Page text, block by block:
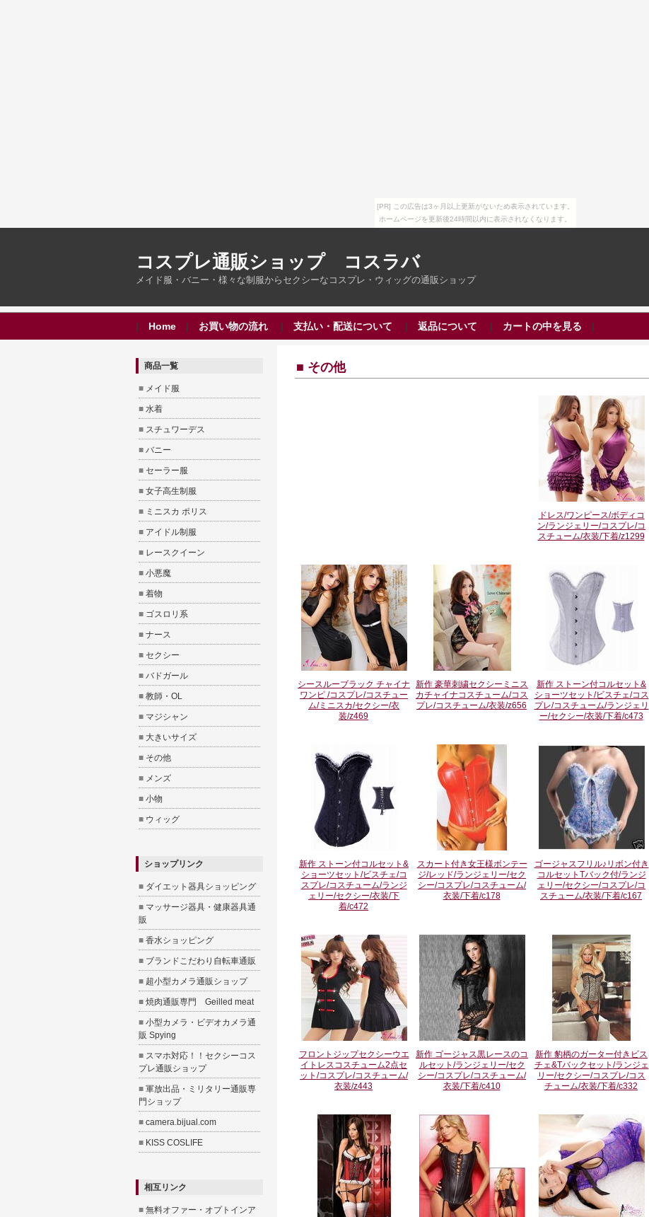
[PR] この広告は3ヶ月以上更新がないため表示されています。
ホームページを更新後24時間以内に表示されなくなります。
コスプレ通販ショップ コスラバ
メイド服・バニー・様々な制服からセクシーなコスプレ・ウィッグの通販ショップ
| Home | お買い物の流れ | 支払い・配送について | 返品について | カートの中を見る |
商品一覧
■ メイド服
■ 水着
■ スチュワーデス
■ バニー
■ セーラー服
■ 女子高生制服
■ ミニスカ ポリス
■ アイドル制服
■ レースクイーン
■ 小悪魔
■ 着物
■ ゴスロリ系
■ ナース
■ セクシー
■ バドガール
■ 教師・OL
■ マジシャン
■ 大きいサイズ
■ その他
■ メンズ
■ 小物
■ ウィッグ
ショップリンク
■ ダイエット器具ショッピング
■ マッサージ器具・健康器具通
販
■ 香水ショッピング
■ ブランドこだわり自転車通販
■ 超小型カメラ通販ショップ
■ 焼肉通販専門 Geilled meat
■ 小型カメラ・ビデオカメラ通
販 Spying
■ スマホ対応！！セクシーコス
プレ通販ショップ
■ 軍放出品・ミリタリー通販専
門ショップ
■ camera.bijual.com
■ KISS COSLIFE
相互リンク
■ 無料オファー・オプトインア
■ その他
ドレス/ワンピース/ボディコ
ン/ランジェリー/コスプレ/コ
スチューム/衣装/下着/z1299
シースルーブラック チャイナ
ワンピ /コスプレ/コスチュー
ム/ミニスカ/セクシー/衣
装/z469
新作 豪華刺繍セクシーミニス
カチャイナコスチューム/コス
プレ/コスチューム/衣装/z656
新作 ストーン付コルセット&
ショーツセット/ビスチェ/コス
プレ/コスチューム/ランジェリ
ー/セクシー/衣装/下着/c473
新作 ストーン付コルセット&
ショーツセット/ビスチェ/コ
スプレ/コスチューム/ランジ
ェリー/セクシー/衣装/下
着/c472
スカート付き女王様ボンテー
ジ/レッド/ランジェリー/セク
シー/コスプレ/コスチューム/
衣装/下着/c178
ゴージャスフリル♪リボン付き
コルセットTバック付/ランジ
ェリー/セクシー/コスプレ/コ
スチューム/衣装/下着/c167
フロントジップセクシーウエ
イトレスコスチューム2点セ
ット/コスプレ/コスチューム/
衣装/z443
新作 ゴージャス黒レースのコ
ルセット/ランジェリー/セク
シー/コスプレ/コスチューム/
衣装/下着/c410
新作 豹柄のガーター付きビス
チェ&Tバックセット/ランジェ
リー/セクシー/コスプレ/コス
チューム/衣装/下着/c332